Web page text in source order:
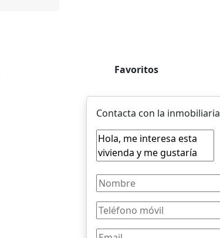
Favoritos
Contacta con la inmobiliaria